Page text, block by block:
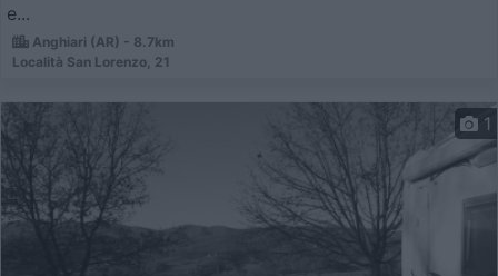
e...
Anghiari (AR) - 8.7km
Località San Lorenzo, 21
1